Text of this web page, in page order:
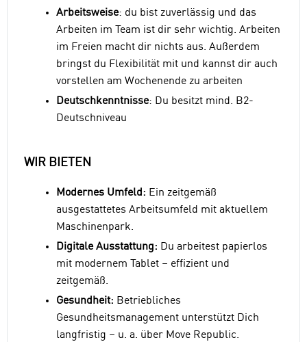
Arbeitsweise: du bist zuverlässig und das
Arbeiten im Team ist dir sehr wichtig. Arbeiten
im Freien macht dir nichts aus. Außerdem
bringst du Flexibilität mit und kannst dir auch
vorstellen am Wochenende zu arbeiten
Deutschkenntnisse: Du besitzt mind. B2-
Deutschniveau
WIR BIETEN
Modernes Umfeld: Ein zeitgemäß
ausgestattetes Arbeitsumfeld mit aktuellem
Maschinenpark.
Digitale Ausstattung: Du arbeitest papierlos
mit modernem Tablet – effizient und
zeitgemäß.
Gesundheit: Betriebliches
Gesundheitsmanagement unterstützt Dich
langfristig – u. a. über Move Republic.